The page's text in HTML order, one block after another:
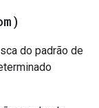
do padrão de